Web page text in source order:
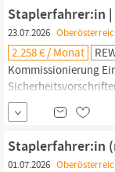
innovatives...
Staplerfahrer:in
23.07.2026
2.258 € / Monat
Kommissionierung
00:08 Uhr (4 Tage
bitte gerne direkt an
Qualifikationen
Staplerschein)
Staplerfahrer:in
01.07.2026